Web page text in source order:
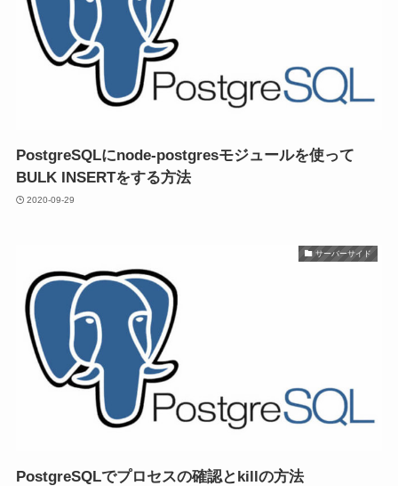
PostgreSQLにnode-postgresモジュールを使って
BULK INSERTをする方法
2020-09-29
サーバーサイド
PostgreSQLでプロセスの確認とkillの方法